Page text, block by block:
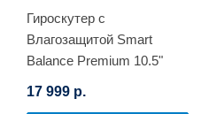
Гироскутер с
Влагозащитой Smart
Balance Premium 10.5"
(Цветной огонь)
17 999 р.